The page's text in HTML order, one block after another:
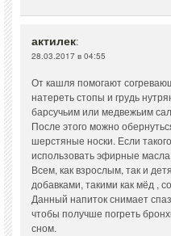
актилек:
28.03.2017 в 04:55
От кашля помогают
натереть стопы и грудь
барсучьим или медвежьим
После этого можно
шерстяные носки. Если
использовать эфирные
Всем, как взрослым, так и
добавками, такими как мёд ,
Данный напиток снимает
чтобы получше погреть
сном.